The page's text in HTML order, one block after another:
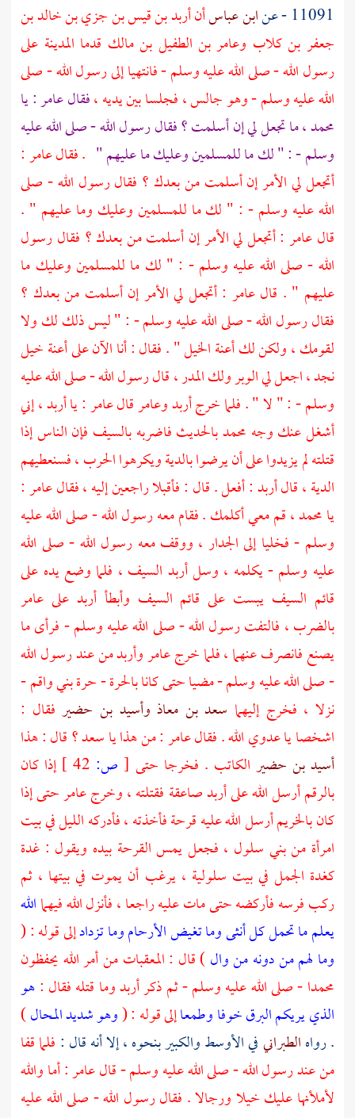
11091 - عن
ابن عباسأنأربد بن قيس بن جزي بن خالد بن
جعفر بن كلاب وعامر بن الطفيل بن مالك قدما المدينة على
رسول الله - صلى الله عليه وسلم - فانتهيا إلى رسول الله - صلى
الله عليه وسلم - وهو جالس ، فجلسا بين يديه ،فقالعامر: يا
محمد، ما تجعل لي إن أسلمت ؟ فقال رسول الله - صلى الله عليه
وسلم - : " لك ما للمسلمين وعليك ما عليهم " . فقالعامر:
أتجعل لي الأمر إن أسلمت من بعدك ؟ فقال رسول الله - صلى
الله عليه وسلم - : " لك ما للمسلمين وعليك وما عليهم " .
قالعامر : أتجعل لي الأمر إن أسلمت من بعدك ؟ فقال رسول
الله - صلى الله عليه وسلم - : " لك ما للمسلمين وعليك ما
عليهم " . قالعامر : أتجعل لي الأمر إن أسلمت من بعدك ؟
فقال رسول الله - صلى الله عليه وسلم - : " ليس ذلك لك ولا
لقومك ، ولكن لك أعنة الخيل " . فقال : أنا الآن على أعنة خيل
نجد، اجعل لي الوبر ولك المدر ، قال رسول الله - صلى الله عليه
وسلم - : " لا " . فلما خرجأربدوعامرقالعامر: ياأربد، إني
أشغل عنك وجه محمدبالحديث فاضربه بالسيف فإن الناس إذا
قتلته لم يزيدوا على أن يرضوا بالدية ويكرهوا الحرب ، فسنعطيهم
الدية ، قالأربد: أفعل . قال : فأقبلا راجعين إليه ، فقالعامر:
يامحمد، قم معي أكلمك . فقام معه رسول الله - صلى الله عليه
وسلم - فخليا إلى الجدار ، ووقف معه رسول الله - صلى الله
عليه وسلم - يكلمه ، وسل أربد السيف ، فلما وضع يده على
قائم السيف يبست على قائم السيف وأبطأأربد على عامر
بالضرب ، فالتفت رسول الله - صلى الله عليه وسلم - فرأى ما
يصنع فانصرف عنهما ، فلما خرجعامروأربدمن عند رسول الله
- صلى الله عليه وسلم - مضيا حتى كانابالحرة- حرةبني واقم-
نزلا ، فخرج إليهما سعد بن معاذ وأسيد بن حضير فقال :
اشخصا يا عدوي الله . فقالعامر: من هذا ياسعد؟ قال : هذا
أسيد بن حضير الكاتب . فخرجا حتى [ ص:
إذا كان
بالرقم أرسل الله علىأربدصاعقة فقتلته ، وخرجعامرحتى إذا
كانبالخريمأرسل الله عليه قرحة فأخذته ، فأدركه الليل في بيت
امرأة منبني سلول ، فجعل يمس القرحة بيده ويقول : غدة
كغدة الجمل في بيت سلولية ، يرغب أن يموت في بيتها ، ثم
ركب فرسه فأركضه حتى مات عليه راجعا ، فأنزل الله فيهماالله
يعلم ما تحمل كل أنثى وما تغيض الأرحام وما تزدادإلى قوله : (
وما لهم من دونه من وال) قال : المعقبات من أمر الله يحفظون
محمدا- صلى الله عليه وسلم - ثم ذكرأربدوما قتله فقال :هو
الذي يريكم البرق خوفا وطمعاإلى قوله : (وهو شديد المحال)
. رواهالطبرانيفي الأوسط والكبير بنحوه ، إلا أنه قال : فلما قفا
من عند رسول الله - صلى الله عليه وسلم - قالعامر: أما والله
لأملأنها عليك خيلا ورجالا . فقال رسول الله - صلى الله عليه